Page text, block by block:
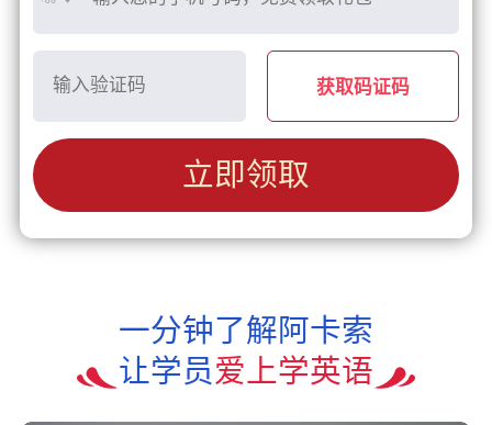
获取码证码
立即领取
一分钟了解阿卡索
让学员爱上学英语